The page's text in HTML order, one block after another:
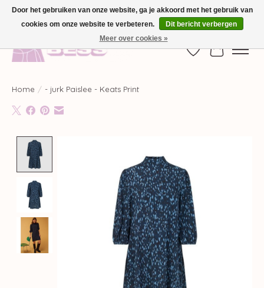
GRATIS VERZENDING VANAF €100,-
Verlanglijst
Home / - jurk Paislee - Keats Print
Door het gebruiken van onze website, ga je akkoord met het gebruik van
cookies om onze website te verbeteren.
Dit bericht verbergen
Meer over cookies »